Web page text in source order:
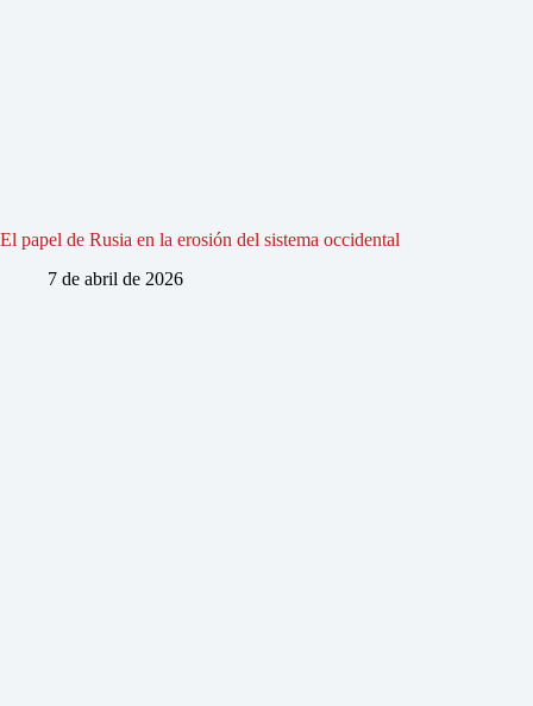
El papel de Rusia en la erosión del sistema occidental
7 de abril de 2026